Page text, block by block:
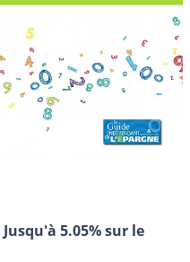
Jusqu'à 5.05% sur le